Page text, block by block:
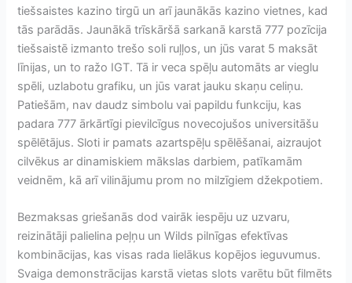
tiešsaistes kazino tirgū un arī jaunākās kazino vietnes, kad
tās parādās. Jaunākā trīskāršā sarkanā karstā 777 pozīcija
tiešsaistē izmanto trešo soli ruļļos, ​​un jūs varat 5 maksāt
līnijas, un to ražo IGT. Tā ir veca spēļu automāts ar vieglu
spēli, uzlabotu grafiku, un jūs varat jauku skaņu celiņu.
Patiešām, nav daudz simbolu vai papildu funkciju, kas
padara 777 ārkārtīgi pievilcīgus novecojušos universitāšu
spēlētājus. Sloti ir pamats azartspēļu spēlēšanai, aizraujot
cilvēkus ar dinamiskiem mākslas darbiem, patīkamām
veidnēm, kā arī vilinājumu prom no milzīgiem džekpotiem.
Bezmaksas griešanās dod vairāk iespēju uz uzvaru,
reizinātāji palielina peļņu un Wilds pilnīgas efektīvas
kombinācijas, kas visas rada lielākus kopējos ieguvumus.
Svaiga demonstrācijas karstā vietas slots varētu būt filmēts